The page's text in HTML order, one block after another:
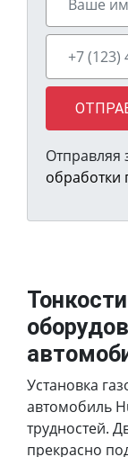
Отправляя
обработки
Установка
автомобиль
трудностей.
прекрасно